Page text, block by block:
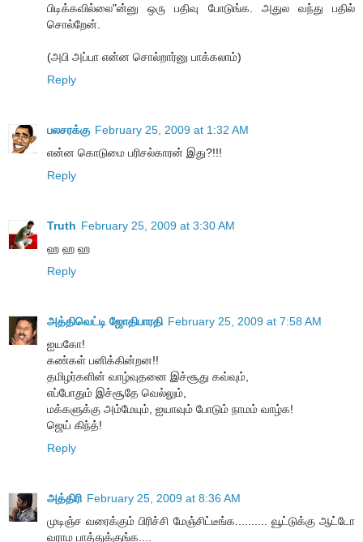
பிடிக்கவில்லை"ன்னு ஒரு பதிவு போடுங்க. அதுல வந்து பதில்
சொல்றேன்.
(அபி அப்பா என்ன சொல்றார்னு பாக்கலாம்)
Reply
பலசரக்கு February 25, 2009 at 1:32 AM
என்ன கொடுமை பரிசல்காரன் இது?!!!
Reply
Truth February 25, 2009 at 3:30 AM
ஹ ஹ ஹ
Reply
அத்திவெட்டி ஜோதிபாரதி February 25, 2009 at 7:58 AM
ஐயகோ!
கண்கள் பனிக்கின்றன!!
தமிழர்களின் வாழ்வுதனை இச்சூது கவ்வும்,
எப்போதும் இச்சூதே வெல்லும்,
மக்களுக்கு அம்மேயும், ஐயாவும் போடும் நாமம் வாழ்க!
ஜெய் கிந்த்!
Reply
அத்திரி February 25, 2009 at 8:36 AM
முடிஞ்ச வரைக்கும் பிரிச்சி மேஞ்சிட்டீங்க.......... வூட்டுக்கு ஆட்டோ
வராம பாத்துக்குங்க....